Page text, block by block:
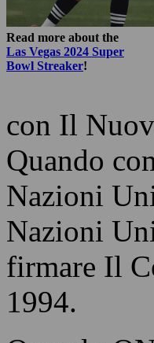
Read more about the
Las Vegas 2024 Super
Bowl Streaker!
con Il
Quando
Nazioni
Nazioni
firmare Il
1994.